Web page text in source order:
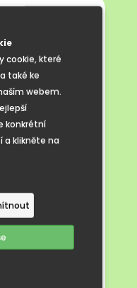
cookie, které
také ke
webem.
konkrétní
a klikněte na
u Škápíků.
a dostaly